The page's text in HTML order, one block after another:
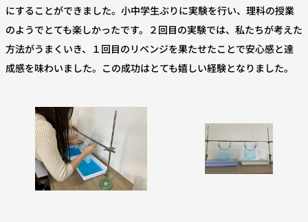
にすることができました。小中学生ぶりに実験を行い、理科の授業
のようでとても楽しかったです。２回目の実験では、私たちが考えた
方法がうまくいき、１回目のリベンジを果たせたことで安心感と達
成感を味わいました。この成功はとても嬉しい経験となりました。